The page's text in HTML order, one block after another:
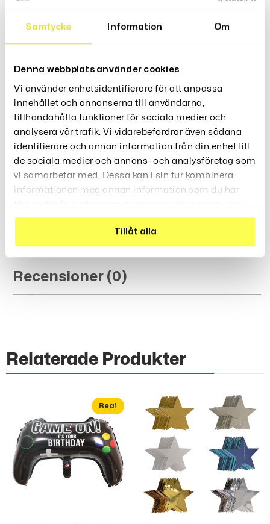
Samtycke Information Om
Denna webbplats använder cookies
Vi använder enhetsidentifierare för att anpassa
innehållet och annonserna till användarna,
tillhandahålla funktioner för sociala medier och
analysera vår trafik. Vi vidarebefordrar även sådana
identifierare och annan information från din enhet till
de sociala medier och annons- och analysföretag som
vi samarbetar med. Dessa kan i sin tur kombinera
informationen med annan information som du har
använt deras tjänster.
Tillåt alla
Produktbeskrivning
Välj Den Färgen Du Vill Ha! Festliga Födelsedagsballonger
Som Kompletterar Resten Av Dekorationerna Till 100
Procent!
Födelsedagsballonger Och Texten ”Happy Birthday” Kan
Heller Ingen Missa Att Du Fyller År!
Recensioner (0)
Relaterade Produkter
Rea!